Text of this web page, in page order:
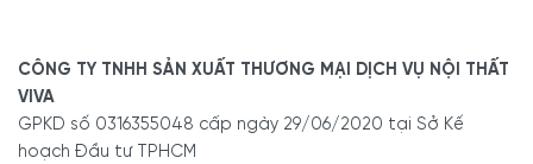
CÔNG TY TNHH SẢN XUẤT THƯƠNG MẠI DỊCH VỤ NỘI THẤT
VIVA
GPKD số 0316355048 cấp ngày 29/06/2020 tại Sở Kế
hoạch Đầu tư TPHCM